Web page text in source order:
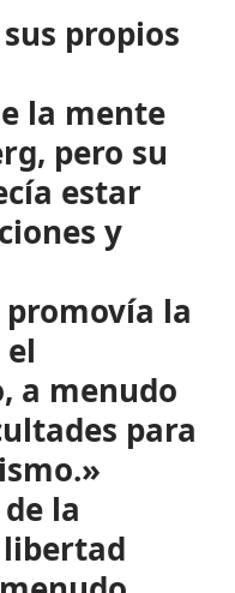
propios
la mente
pero su
estar
y
promovía la
a menudo
para
la